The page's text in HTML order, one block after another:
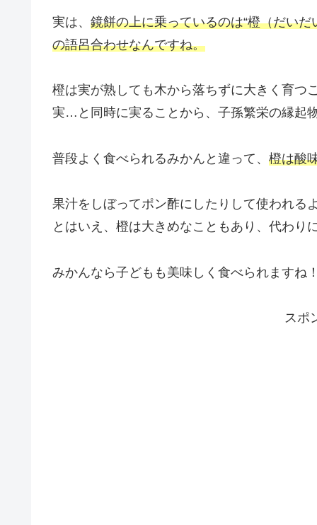
実は、 鏡餅の上に乗っているのは“橙（だい
の語呂合わせなんですね。
橙は実が熟しても木から落ちずに大きく育つ
実…と同時に実ることから、子孫繁栄の縁起
普段よく食べられるみかんと違って、 橙は酸
果汁をしぼってポン酢にしたりして使われる
とはいえ、橙は大きめなこともあり、代わり
みかんなら子どもも美味しく食べられますね
スポ